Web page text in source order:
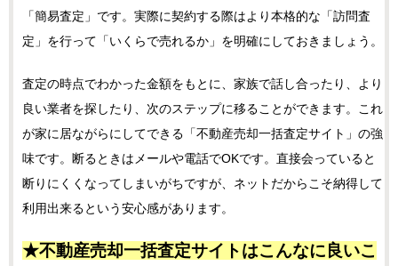
「簡易査定」です。実際に契約する際はより本格的な「訪問査
定」を行って「いくらで売れるか」を明確にしておきましょう。
査定の時点でわかった金額をもとに、家族で話し合ったり、より
良い業者を探したり、次のステップに移ることができます。これ
が家に居ながらにしてできる「不動産売却一括査定サイト」の強
味です。断るときはメールや電話でOKです。直接会っていると
断りにくくなってしまいがちですが、ネットだからこそ納得して
利用出来るという安心感があります。
★不動産売却一括査定サイトはこんなに良いこ